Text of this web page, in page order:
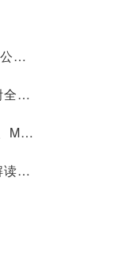
河北一企业家遭遇“近海捕捞”，家人称公司账上10.9亿现金惹祸
中华人民共和国公司法新旧对照表（附全文）
历史性一步？上海将试点开放Google、Meta等国际平台访问！
中国石墨烯新材料行业十强企业深度解读（2025）